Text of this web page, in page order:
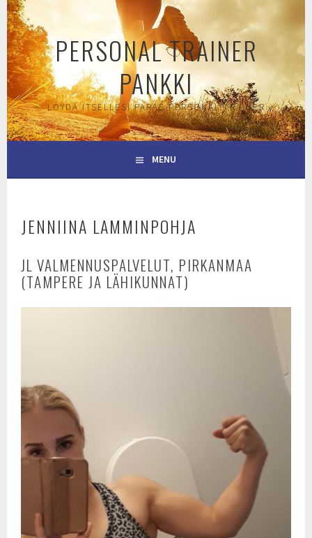
Skip
to
content
PERSONAL TRAINER
PANKKI
LÖYDÄ ITSELLESI PARAS PERSONAL TRAINER
MENU
JENNIINA LAMMINPOHJA
JL VALMENNUSPALVELUT, PIRKANMAA
(TAMPERE JA LÄHIKUNNAT)